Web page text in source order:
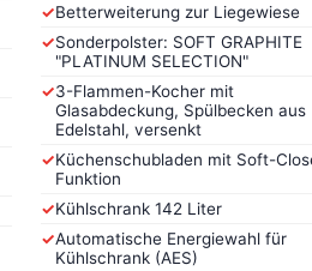
✓Betterweiterung zur Liegewiese
✓Sonderpolster: SOFT GRAPHITE
"PLATINUM SELECTION"
✓3-Flammen-Kocher mit
Glasabdeckung, Spülbecken aus
Edelstahl, versenkt
✓Küchenschubladen mit Soft-
Funktion
✓Kühlschrank 142 Liter
✓Automatische Energiewahl für
Kühlschrank (AES)